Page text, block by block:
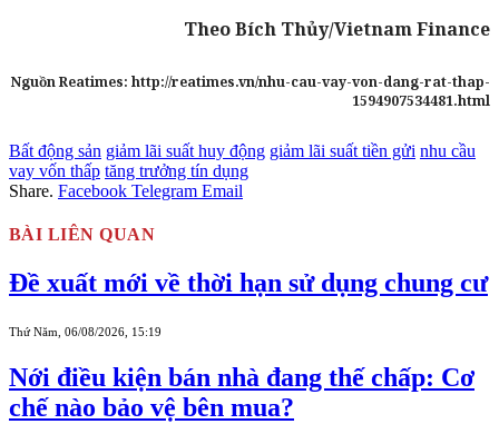
Theo Bích Thủy/Vietnam Finance
Nguồn Reatimes: http://reatimes.vn/nhu-cau-vay-von-dang-rat-thap-
1594907534481.html
Bất động sản giảm lãi suất huy động giảm lãi suất tiền gửi nhu cầu
vay vốn thấp tăng trưởng tín dụng
Share. Facebook Telegram Email
BÀI LIÊN QUAN
Đề xuất mới về thời hạn sử dụng chung cư
Thứ Năm, 06/08/2026, 15:19
Nới điều kiện bán nhà đang thế chấp: Cơ
chế nào bảo vệ bên mua?